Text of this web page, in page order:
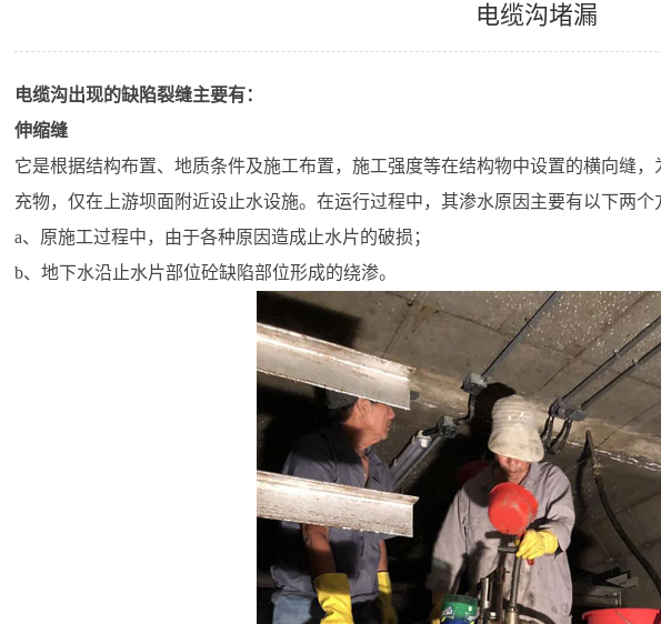
电缆沟堵漏
电缆沟出现的缺陷裂缝主要有：
伸缩缝
它是根据结构布置、地质条件及施工布置，施工强度等在结构物中设置的横向缝
充物，仅在上游坝面附近设止水设施。在运行过程中，其渗水原因主要有以下两个
a、原施工过程中，由于各种原因造成止水片的破损；
b、地下水沿止水片部位砼缺陷部位形成的绕渗。